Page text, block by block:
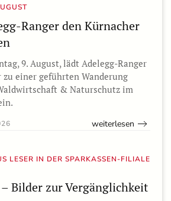
Ranger den Kürnacher
9. August, lädt Adelegg-Ranger
zu einer geführten Wanderung
& Naturschutz im
weiterlesen
LESER IN DER SPARKASSEN-FILIALE
Bilder zur Vergänglichkeit